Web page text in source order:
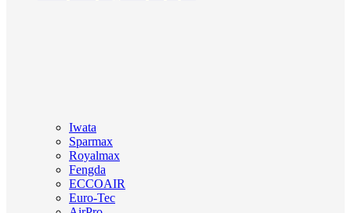
Iwata
Sparmax
Royalmax
Fengda
ECCOAIR
Euro-Tec